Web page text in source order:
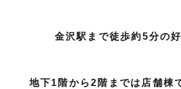
金沢駅まで徒歩約5分の好
地下1階から2階までは店舗棟